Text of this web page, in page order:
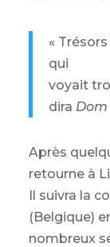
«
qui
voyait
dira
Après
retourne à
Il suivra la
(Belgique)
nombreux